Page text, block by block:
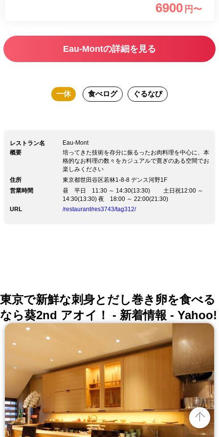
で構成した全6品のコース 月替わりのグ
6900 円〜
Eau-Montの詳細を見る
一休 食べログ ぐるなび
レストラン名
Eau-Mont
概要
培ってきた技術を存分に振るったお肉料理を中心に、本
格的なお料理の数々をカジュアルで寛ぎのある空間でお
楽しみください
住所
東京都世田谷区若林1-8-8 デンス河野1F
営業時間
昼 平日 11:30 ～ 14:30(13:30) 土日祝12:00 ～
14:30(13:30) 夜 18:00 ～ 22:00(21:30)
URL
/restaurant/res3743/tag312/
東京で新鮮な刺身とだし巻き卵を食べる
なら葵2nd アオイ！ - 新着情報 - Yahoo!
top